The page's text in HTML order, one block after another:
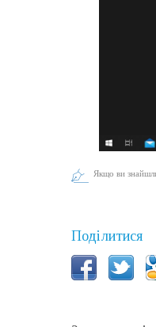
Якщо ви
Поділитися